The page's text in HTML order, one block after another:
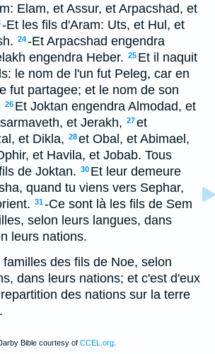
Elam, et Assur, et Arpacshad, et
-Et les fils d'Aram: Uts, et Hul, et
24-Et Arpacshad engendra
engendra Heber. 25 Et il naquit
le nom de l'un fut Peleg, car en
fut partagee; et le nom de son
26 Et Joktan engendra Almodad, et
et Jerakh, 27et
et Dikla, 28et Obal, et Abimael,
et Havila, et Jobab. Tous
de Joktan. 30 Et leur demeure
quand tu viens vers Sephar,
31-Ce sont là les fils de Sem
selon leurs langues, dans
leurs nations.
des fils de Noe, selon
dans leurs nations; et c'est d'eux
des nations sur la terre
Bible courtesy of CCEL.org